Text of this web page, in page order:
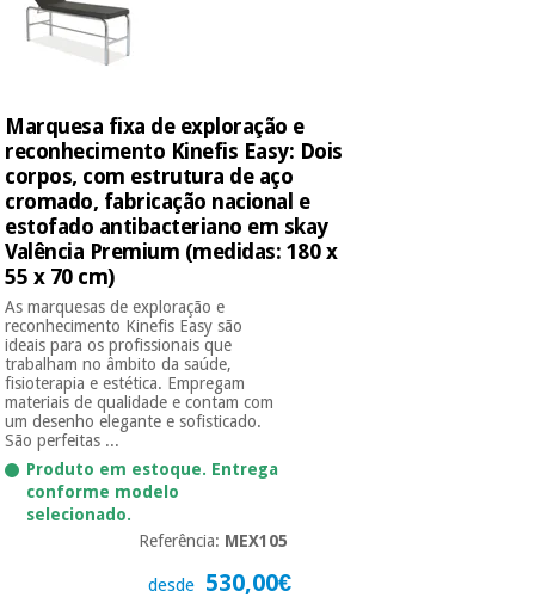
Marquesa fixa de exploração e
reconhecimento Kinefis Easy: Dois
corpos, com estrutura de aço
cromado, fabricação nacional e
estofado antibacteriano em skay
Valência Premium (medidas: 180 x
55 x 70 cm)
As marquesas de exploração e
reconhecimento Kinefis Easy são
ideais para os profissionais que
trabalham no âmbito da saúde,
fisioterapia e estética. Empregam
materiais de qualidade e contam com
um desenho elegante e sofisticado.
São perfeitas ...
Produto em estoque. Entrega
conforme modelo
selecionado.
Referência: MEX105
desde 530,00€